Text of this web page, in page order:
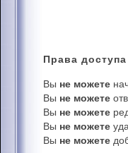
Права доступа
Вы не можете
Вы не можете
Вы не можете
Вы не можете
Вы не можете